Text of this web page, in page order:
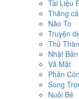
Tài Liệu
Thăng
Não To
Truyện
Thủ
Nhật Bản
Vả Mặt
Phản
Song
Nuôi Bé